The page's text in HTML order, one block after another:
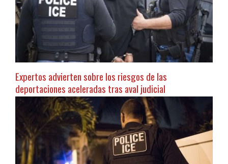
Expertos advierten sobre los riesgos de las
deportaciones aceleradas tras aval judicial